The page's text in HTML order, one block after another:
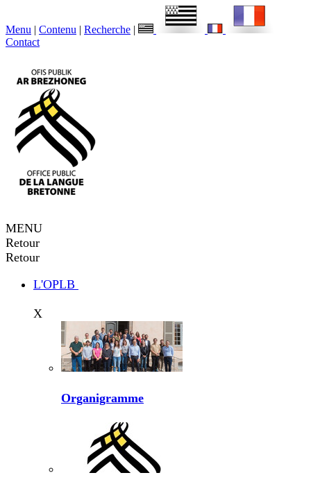
Menu | Contenu | Recherche |
Contact
MENU
Retour
Retour
L'OPLB
X
Organigramme